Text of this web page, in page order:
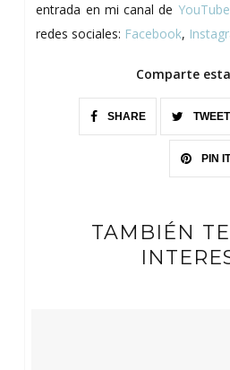
entrada en mi canal de YouTube
redes sociales: Facebook,
Comparte
SHARE TWEET
PIN IT
TAMBIÉN